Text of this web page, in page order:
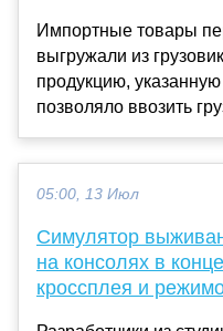
Импортные товары
выгружали из
продукцию,
позволяло ввозить
05:00, 13 Июл
Симулятор
на консолях в
кроссплея и